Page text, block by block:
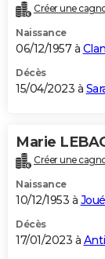
Créer une
Naissance
06/12/1957 à
Décès
15/04/2023 à
Marie
Créer une
Naissance
10/12/1953 à
Décès
17/01/2023 à